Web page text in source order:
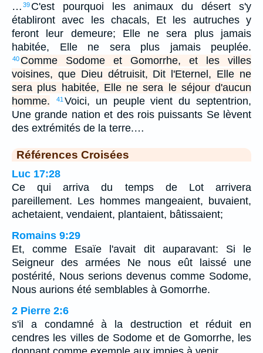
… 39 C'est pourquoi les animaux du désert s'y
établiront avec les chacals, Et les autruches y
feront leur demeure; Elle ne sera plus jamais
habitée, Elle ne sera plus jamais peuplée.
40 Comme Sodome et Gomorrhe, et les villes
voisines, que Dieu détruisit, Dit l'Eternel, Elle ne
sera plus habitée, Elle ne sera le séjour d'aucun
homme.
41 Voici, un peuple vient du septentrion,
Une grande nation et des rois puissants Se lèvent
des extrémités de la terre.…
Références Croisées
Luc 17:28
Ce qui arriva du temps de Lot arrivera
pareillement. Les hommes mangeaient, buvaient,
achetaient, vendaient, plantaient, bâtissaient;
Romains 9:29
Et, comme Esaïe l'avait dit auparavant: Si le
Seigneur des armées Ne nous eût laissé une
postérité, Nous serions devenus comme Sodome,
Nous aurions été semblables à Gomorrhe.
2 Pierre 2:6
s'il a condamné à la destruction et réduit en
cendres les villes de Sodome et de Gomorrhe, les